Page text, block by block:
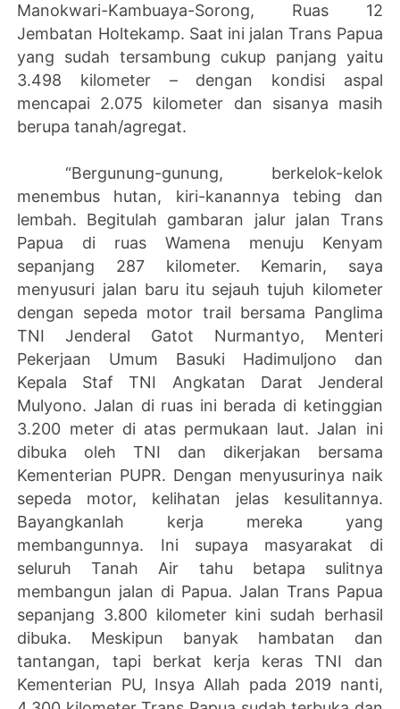
Manokwari-Kambuaya-Sorong, Ruas 12
Jembatan Holtekamp. Saat ini jalan Trans Papua
yang sudah tersambung cukup panjang yaitu
3.498 kilometer – dengan kondisi aspal
mencapai 2.075 kilometer dan sisanya masih
berupa tanah/agregat.
“Bergunung-gunung, berkelok-kelok
menembus hutan, kiri-kanannya tebing dan
lembah. Begitulah gambaran jalur jalan Trans
Papua di ruas Wamena menuju Kenyam
sepanjang 287 kilometer. Kemarin, saya
menyusuri jalan baru itu sejauh tujuh kilometer
dengan sepeda motor trail bersama Panglima
TNI Jenderal Gatot Nurmantyo, Menteri
Pekerjaan Umum Basuki Hadimuljono dan
Kepala Staf TNI Angkatan Darat Jenderal
Mulyono. Jalan di ruas ini berada di ketinggian
3.200 meter di atas permukaan laut. Jalan ini
dibuka oleh TNI dan dikerjakan bersama
Kementerian PUPR. Dengan menyusurinya naik
sepeda motor, kelihatan jelas kesulitannya.
Bayangkanlah kerja mereka yang
membangunnya. Ini supaya masyarakat di
seluruh Tanah Air tahu betapa sulitnya
membangun jalan di Papua. Jalan Trans Papua
sepanjang 3.800 kilometer kini sudah berhasil
dibuka. Meskipun banyak hambatan dan
tantangan, tapi berkat kerja keras TNI dan
Kementerian PU, Insya Allah pada 2019 nanti,